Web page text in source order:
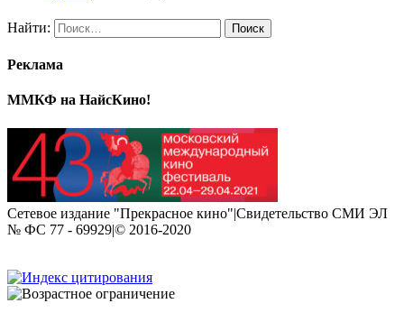
Найти:
Реклама
ММКФ на НайсКино!
Сетевое издание "Прекрасное кино"|Свидетельство СМИ ЭЛ
№ ФС 77 - 69929|© 2016-2020